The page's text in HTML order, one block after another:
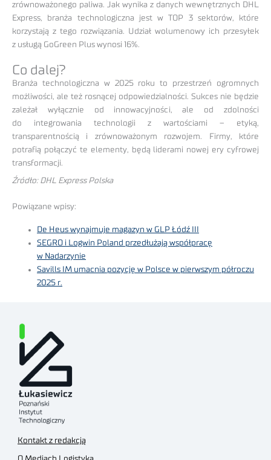
zrównoważonego paliwa. Jak wynika z danych wewnętrznych DHL
Express, branża technologiczna jest w TOP 3 sektorów, które
korzystają z tego rozwiązania. Udział wolumenowy ich przesyłek
z usługą GoGreen Plus wynosi 16%.
Co dalej?
Branża technologiczna w 2025 roku to przestrzeń ogromnych
możliwości, ale też rosnącej odpowiedzialności. Sukces nie będzie
zależał wyłącznie od innowacyjności, ale od zdolności
do integrowania technologii z wartościami – etyką,
transparentnością i zrównoważonym rozwojem. Firmy, które
potrafią połączyć te elementy, będą liderami nowej ery cyfrowej
transformacji.
Źródło: DHL Express Polska
Powiązane wpisy:
De Heus wynajmuje magazyn w GLP Łódź III
SEGRO i Logwin Poland przedłużają współpracę
w Nadarzynie
Savills IM umacnia pozycję w Polsce w pierwszym półroczu
2025 r.
Kontakt z redakcją